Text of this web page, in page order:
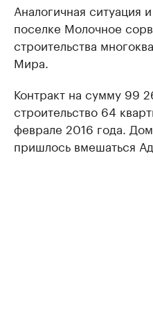
Аналогичная ситуация
поселке Молочное
строительства
Мира.
Контракт на сумму 99
строительство 64
феврале 2016 года.
пришлось вмешаться